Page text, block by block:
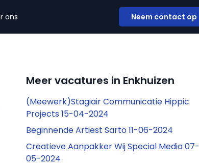
ons Neem contact op
Meer vacatures in Enkhuizen
(Meewerk)Stagiair Communicatie Hippic
Projects 15-04-2024
Beginnende Artiest Sarto 11-06-2024
Creatieve Aanpakker Wij Special Media 07-
05-2024